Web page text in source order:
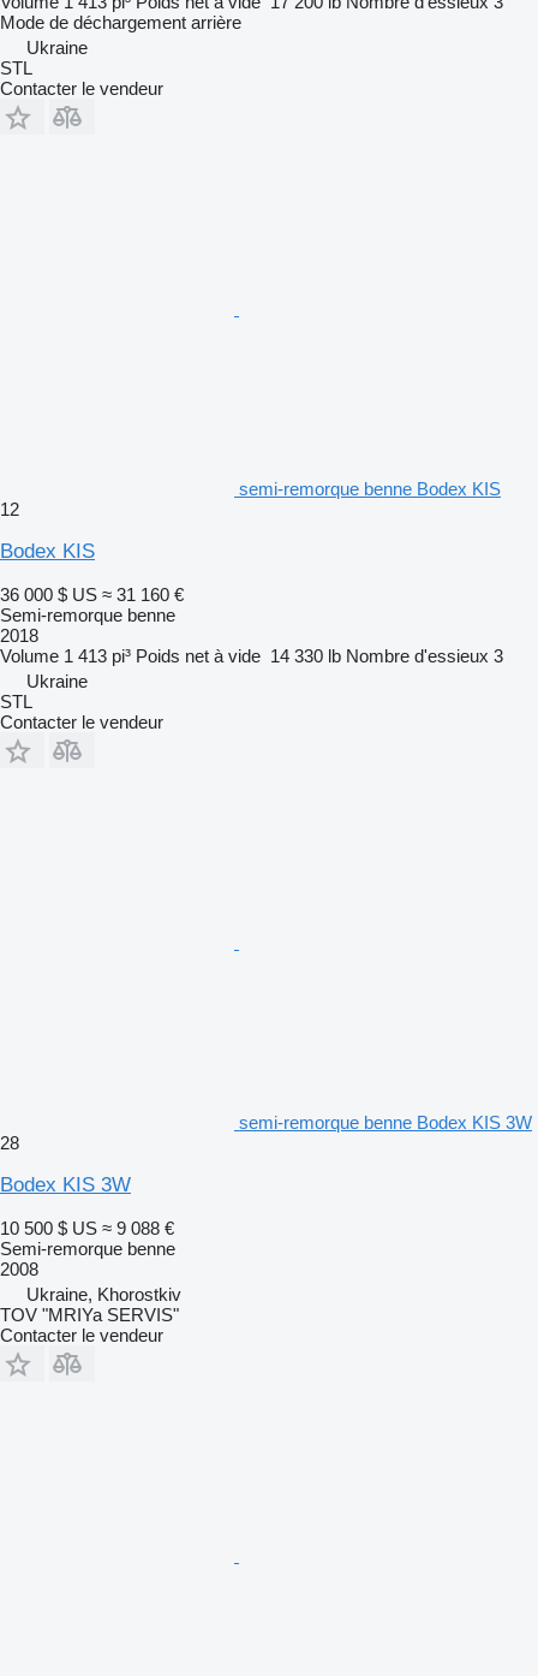
Mode de déchargement arrière
Ukraine
STL
Contacter le vendeur
semi-remorque benne Bodex KIS
12
Bodex KIS
36 000 $ US ≈ 31 160 €
Semi-remorque benne
2018
Volume 1 413 pi³ Poids net à vide 14 330 lb Nombre d'essieux 3
Ukraine
STL
Contacter le vendeur
semi-remorque benne Bodex KIS 3W
28
Bodex KIS 3W
10 500 $ US ≈ 9 088 €
Semi-remorque benne
2008
Ukraine, Khorostkiv
TOV "MRIYa SERVIS"
Contacter le vendeur